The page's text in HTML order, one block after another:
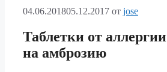
04.06.201805.12.2017 от jose
Таблетки от аллергии
на амброзию